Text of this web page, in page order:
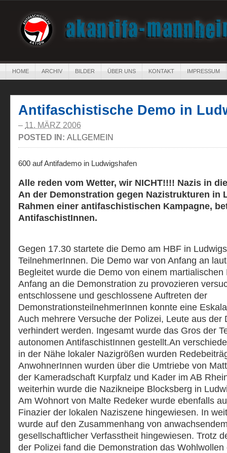
HOME ARCHIV BILDER ÜBER UNS KONTAKT IMPRESSUM
Antifaschistische Demo in
– 11. MÄRZ 2006
POSTED IN: ALLGEMEIN
600 auf Antifademo in Ludwigshafen
Alle reden vom Wetter, wir NICHT!!!! Nazis in
An der Demonstration gegen Nazistrukturen in
Rahmen einer antifaschistischen Kampagne,
AntifaschistInnen.
Gegen 17.30 startete die Demo am HBF in
TeilnehmerInnen. Die Demo war von Anfang an
Begleitet wurde die Demo von einem
Anfang an die Demonstration zu provozieren
entschlossene und geschlossene Auftreten der
DemonstrationsteilnehmerInnen konnte eine
Auch mehrere Versuche der Polizei, Leute aus der
verhindert werden. Ingesamt wurde das Gros der
autonomen AntifaschistInnen gestellt.An
in der Nähe lokaler Nazigrößen wurden
AnwohnerInnen wurden über die Umtriebe von
der Kameradschaft Kurpfalz und Kader im AB
weiterhin wurde die Nazikneipe Blocksberg in
Am Wohnort von Malte Redeker wurde ebenfalls
Finazier der lokalen Naziszene hingewiesen. In
wurde auf den Zusammenhang von
gesellschaftlicher Verfasstheit hingewiesen. Trotz
der Polizei fand die Demonstration das